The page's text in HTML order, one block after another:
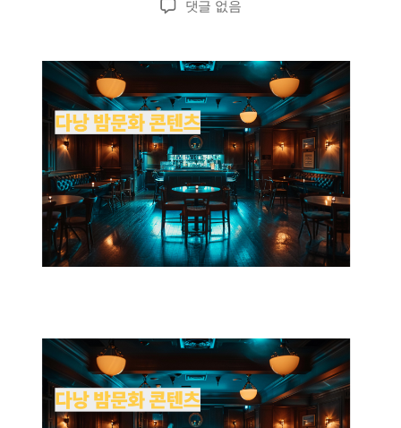
다
문
여
행
시
준
비
해
야
할
유
츠
개
에
댓글 없음